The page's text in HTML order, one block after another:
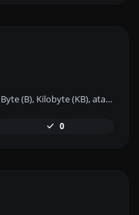
Hitung ukuran teks apa pun dalam Byte (B), Kilobyte (KB), atau Megabyte (MB) menggunakan alat kalkulator ukuran teks kami.
0